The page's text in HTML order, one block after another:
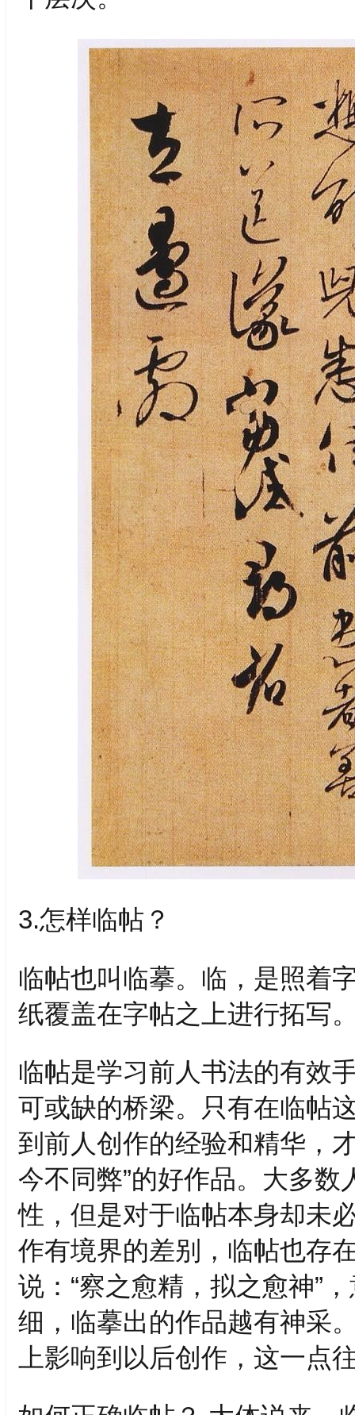
3.怎样临帖？
临帖也叫临摹。临，是照着
纸覆盖在字帖之上进行拓写
临帖是学习前人书法的有效
可或缺的桥梁。只有在临帖
到前人创作的经验和精华，
今不同弊”的好作品。大多
性，但是对于临帖本身却未
作有境界的差别，临帖也存
说：“察之愈精，拟之愈神”
细，临摹出的作品越有神采
上影响到以后创作，这一点